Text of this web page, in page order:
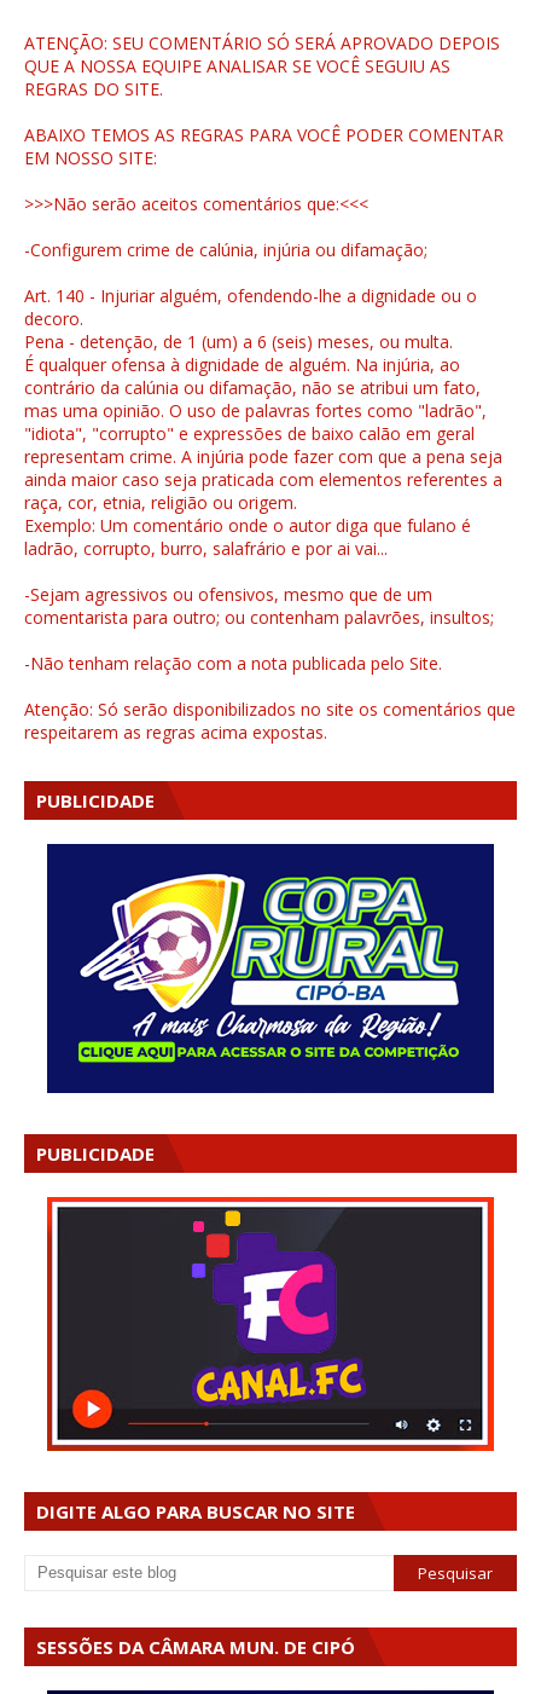
ATENÇÃO: SEU COMENTÁRIO SÓ SERÁ APROVADO DEPOIS
QUE A NOSSA EQUIPE ANALISAR SE VOCÊ SEGUIU AS
REGRAS DO SITE.
ABAIXO TEMOS AS REGRAS PARA VOCÊ PODER COMENTAR
EM NOSSO SITE:
>>>Não serão aceitos comentários que:<<<
-Configurem crime de calúnia, injúria ou difamação;
Art. 140 - Injuriar alguém, ofendendo-lhe a dignidade ou o
decoro.
Pena - detenção, de 1 (um) a 6 (seis) meses, ou multa.
É qualquer ofensa à dignidade de alguém. Na injúria, ao
contrário da calúnia ou difamação, não se atribui um fato,
mas uma opinião. O uso de palavras fortes como "ladrão",
"idiota", "corrupto" e expressões de baixo calão em geral
representam crime. A injúria pode fazer com que a pena seja
ainda maior caso seja praticada com elementos referentes a
raça, cor, etnia, religião ou origem.
Exemplo: Um comentário onde o autor diga que fulano é
ladrão, corrupto, burro, salafrário e por ai vai...
-Sejam agressivos ou ofensivos, mesmo que de um
comentarista para outro; ou contenham palavrões, insultos;
-Não tenham relação com a nota publicada pelo Site.
Atenção: Só serão disponibilizados no site os comentários que
respeitarem as regras acima expostas.
PUBLICIDADE
PUBLICIDADE
DIGITE ALGO PARA BUSCAR NO SITE
SESSÕES DA CÂMARA MUN. DE CIPÓ